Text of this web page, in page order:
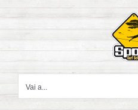
contenuto
Vai a...